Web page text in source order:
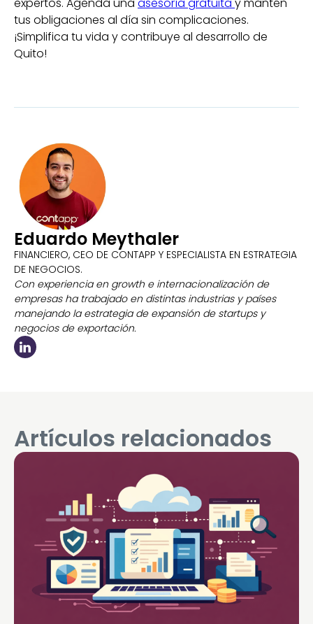
tus obligaciones al día sin complicaciones.
¡Simplifica tu vida y contribuye al desarrollo de
Quito!
Eduardo Meythaler
FINANCIERO, CEO DE CONTAPP Y ESPECIALISTA EN ESTRATEGIA
DE NEGOCIOS.
Con experiencia en growth e internacionalización de
empresas ha trabajado en distintas industrias y países
manejando la estrategia de expansión de startups y
negocios de exportación.
Artículos relacionados